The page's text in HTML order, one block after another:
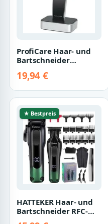
ProfiCare Haar- und
Bartschneider
Bartschneidemaschine
19,94 €
★ Bestpreis
HATTEKER Haar- und
Bartschneider RFC-